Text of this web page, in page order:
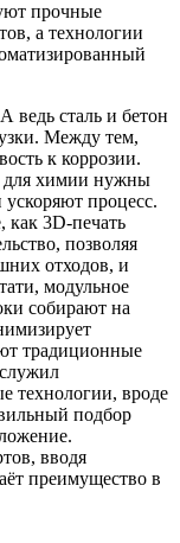
прочные
а технологии
ведь сталь и бетон
Между тем,
к коррозии.
для химии нужны
процесс.
как 3D-печать
позволяя
отходов, и
модульное
собирают на
традиционные
технологии, вроде
подбор
вводя
преимущество в